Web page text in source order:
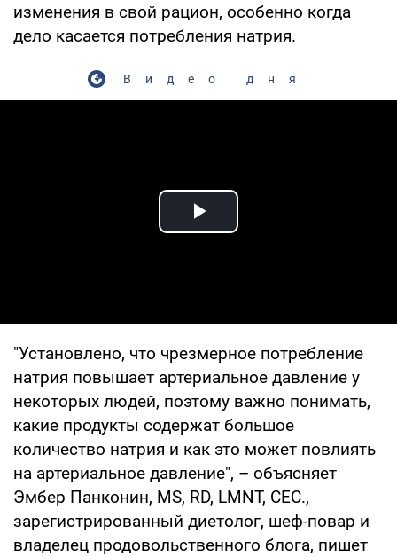
изменения в свой рацион, особенно когда
дело касается потребления натрия.
Видео дня
Play Video
"Установлено, что чрезмерное потребление
натрия повышает артериальное давление у
некоторых людей, поэтому важно понимать,
какие продукты содержат большое
количество натрия и как это может повлиять
на артериальное давление", – объясняет
Эмбер Панконин, MS, RD, LMNT, CEC.,
зарегистрированный диетолог, шеф-повар и
владелец продовольственного блога, пишет